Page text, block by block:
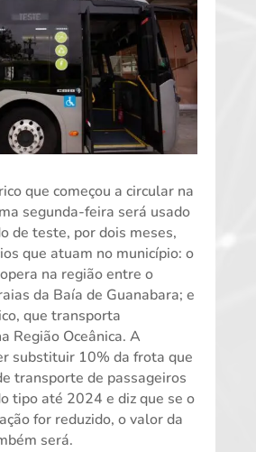
que começou a circular na
segunda-feira será usado
de teste, por dois meses,
que atuam no município: o
na região entre o
da Baía de Guanabara; e
que transporta
Região Oceânica. A
substituir 10% da frota que
transporte de passageiros
tipo até 2024 e diz que se o
for reduzido, o valor da
será.